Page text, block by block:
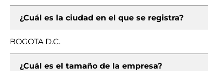
¿Cuál es la ciudad en el que se registra?
BOGOTA D.C.
¿Cuál es el tamaño de la empresa?